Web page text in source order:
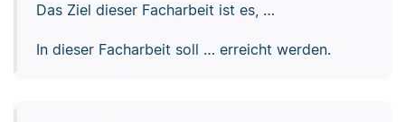
Das Ziel dieser Facharbeit ist es, …
In dieser Facharbeit soll … erreicht werden.